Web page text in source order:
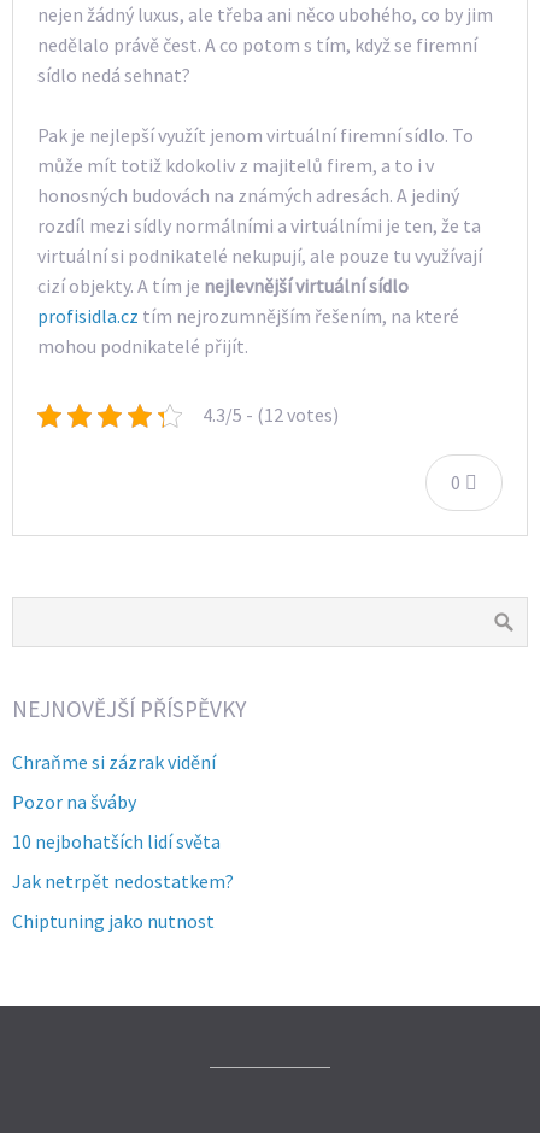
nejen žádný luxus, ale třeba ani něco ubohého, co by jim
nedělalo právě čest. A co potom s tím, když se firemní
sídlo nedá sehnat?
Pak je nejlepší využít jenom virtuální firemní sídlo. To
může mít totiž kdokoliv z majitelů firem, a to i v
honosných budovách na známých adresách. A jediný
rozdíl mezi sídly normálními a virtuálními je ten, že ta
virtuální si podnikatelé nekupují, ale pouze tu využívají
cizí objekty. A tím je nejlevnější virtuální sídlo
profisidla.cz tím nejrozumnějším řešením, na které
mohou podnikatelé přijít.
4.3/5 - (12 votes)
0
NEJNOVĚJŠÍ PŘÍSPĚVKY
Chraňme si zázrak vidění
Pozor na šváby
10 nejbohatších lidí světa
Jak netrpět nedostatkem?
Chiptuning jako nutnost